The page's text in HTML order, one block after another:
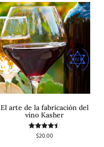
El arte de la fabricación del
vino Kasher
Valorado
$20.00